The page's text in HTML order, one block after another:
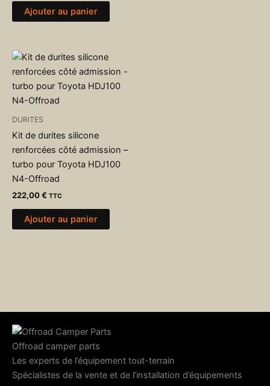
Ajouter au panier
DURITES
Kit de durites silicone
renforcées côté admission –
turbo pour Toyota HDJ100
N4-Offroad
222,00€ TTC
Ajouter au panier
Offroad camper parts
Les experts de l’équipement tout-terrain
Spécialistes de la vente et de l’installation d’équipements